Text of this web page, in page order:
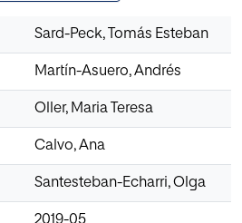
Sard-Peck, Tomás Esteban
Martín-Asuero, Andrés
Oller, Maria Teresa
Calvo, Ana
Santesteban-Echarri, Olga
2019-05